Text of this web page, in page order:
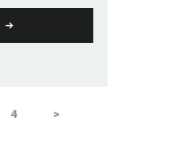
PAGE
4 >